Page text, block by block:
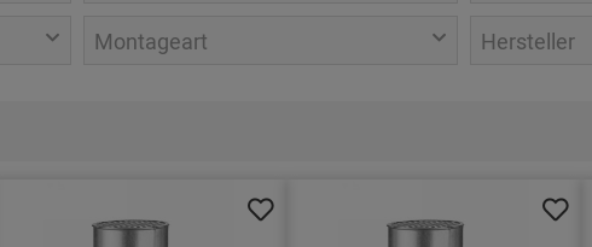
Montageart Hersteller